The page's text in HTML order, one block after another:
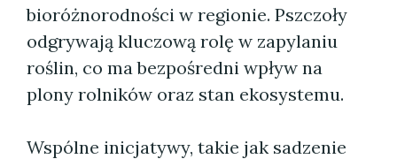
bioróżnorodności w regionie. Pszczoły
odgrywają kluczową rolę w zapylaniu
roślin, co ma bezpośredni wpływ na
plony rolników oraz stan ekosystemu.
Wspólne inicjatywy, takie jak sadzenie